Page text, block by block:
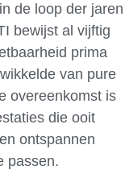
de loop der jaren
bewijst al vijftig
prima
van pure
overeenkomst is
die ooit
ontspannen
passen.